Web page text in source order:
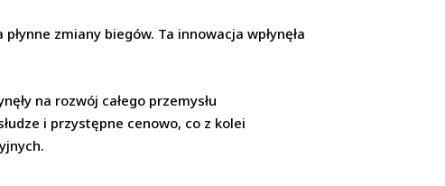
zmiany biegów. Ta innowacja wpłynęła
na rozwój całego przemysłu
i przystępne cenowo, co z kolei